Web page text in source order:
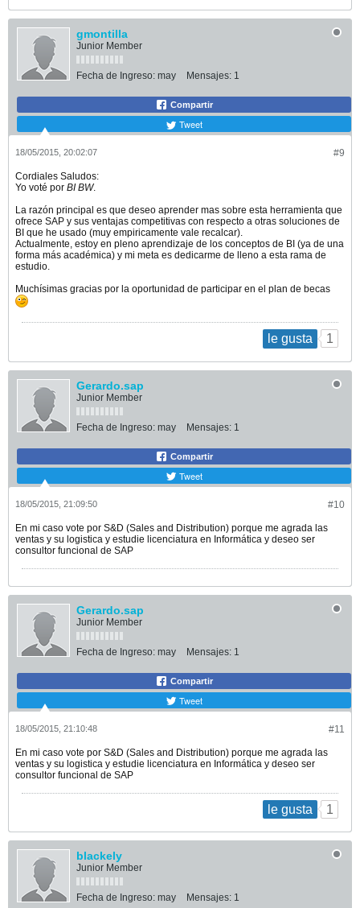
gmontilla
Junior Member
Fecha de Ingreso: may Mensajes: 1
Compartir
Tweet
#9
18/05/2015, 20:02:07
Cordiales Saludos:
Yo voté por BI BW.
La razón principal es que deseo aprender mas sobre esta herramienta que
ofrece SAP y sus ventajas competitivas con respecto a otras soluciones de
BI que he usado (muy empiricamente vale recalcar).
Actualmente, estoy en pleno aprendizaje de los conceptos de BI (ya de una
forma más académica) y mi meta es dedicarme de lleno a esta rama de
estudio.
Muchísimas gracias por la oportunidad de participar en el plan de becas
le gusta 1
Gerardo.sap
Junior Member
Fecha de Ingreso: may Mensajes: 1
Compartir
Tweet
#10
18/05/2015, 21:09:50
En mi caso vote por S&D (Sales and Distribution) porque me agrada las
ventas y su logistica y estudie licenciatura en Informática y deseo ser
consultor funcional de SAP
Gerardo.sap
Junior Member
Fecha de Ingreso: may Mensajes: 1
Compartir
Tweet
#11
18/05/2015, 21:10:48
En mi caso vote por S&D (Sales and Distribution) porque me agrada las
ventas y su logistica y estudie licenciatura en Informática y deseo ser
consultor funcional de SAP
le gusta 1
blackely
Junior Member
Fecha de Ingreso: may Mensajes: 1